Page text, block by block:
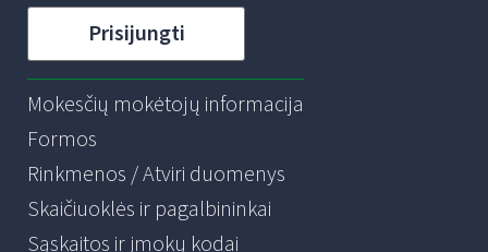
Prisijungti
Mokesčių mokėtojų informacija
Formos
Rinkmenos / Atviri duomenys
Skaičiuoklės ir pagalbininkai
Sąskaitos ir įmokų kodai